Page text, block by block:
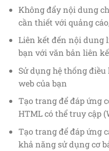
Không đẩy nội dung
cần thiết với quảng
Liên kết đến nội dung
bạn với văn bản liên
Sử dụng hệ thống
web của bạn
Tạo trang để đáp ứng
HTML có thể truy cập
Tạo trang để đáp ứng
khả năng sử dụng cơ